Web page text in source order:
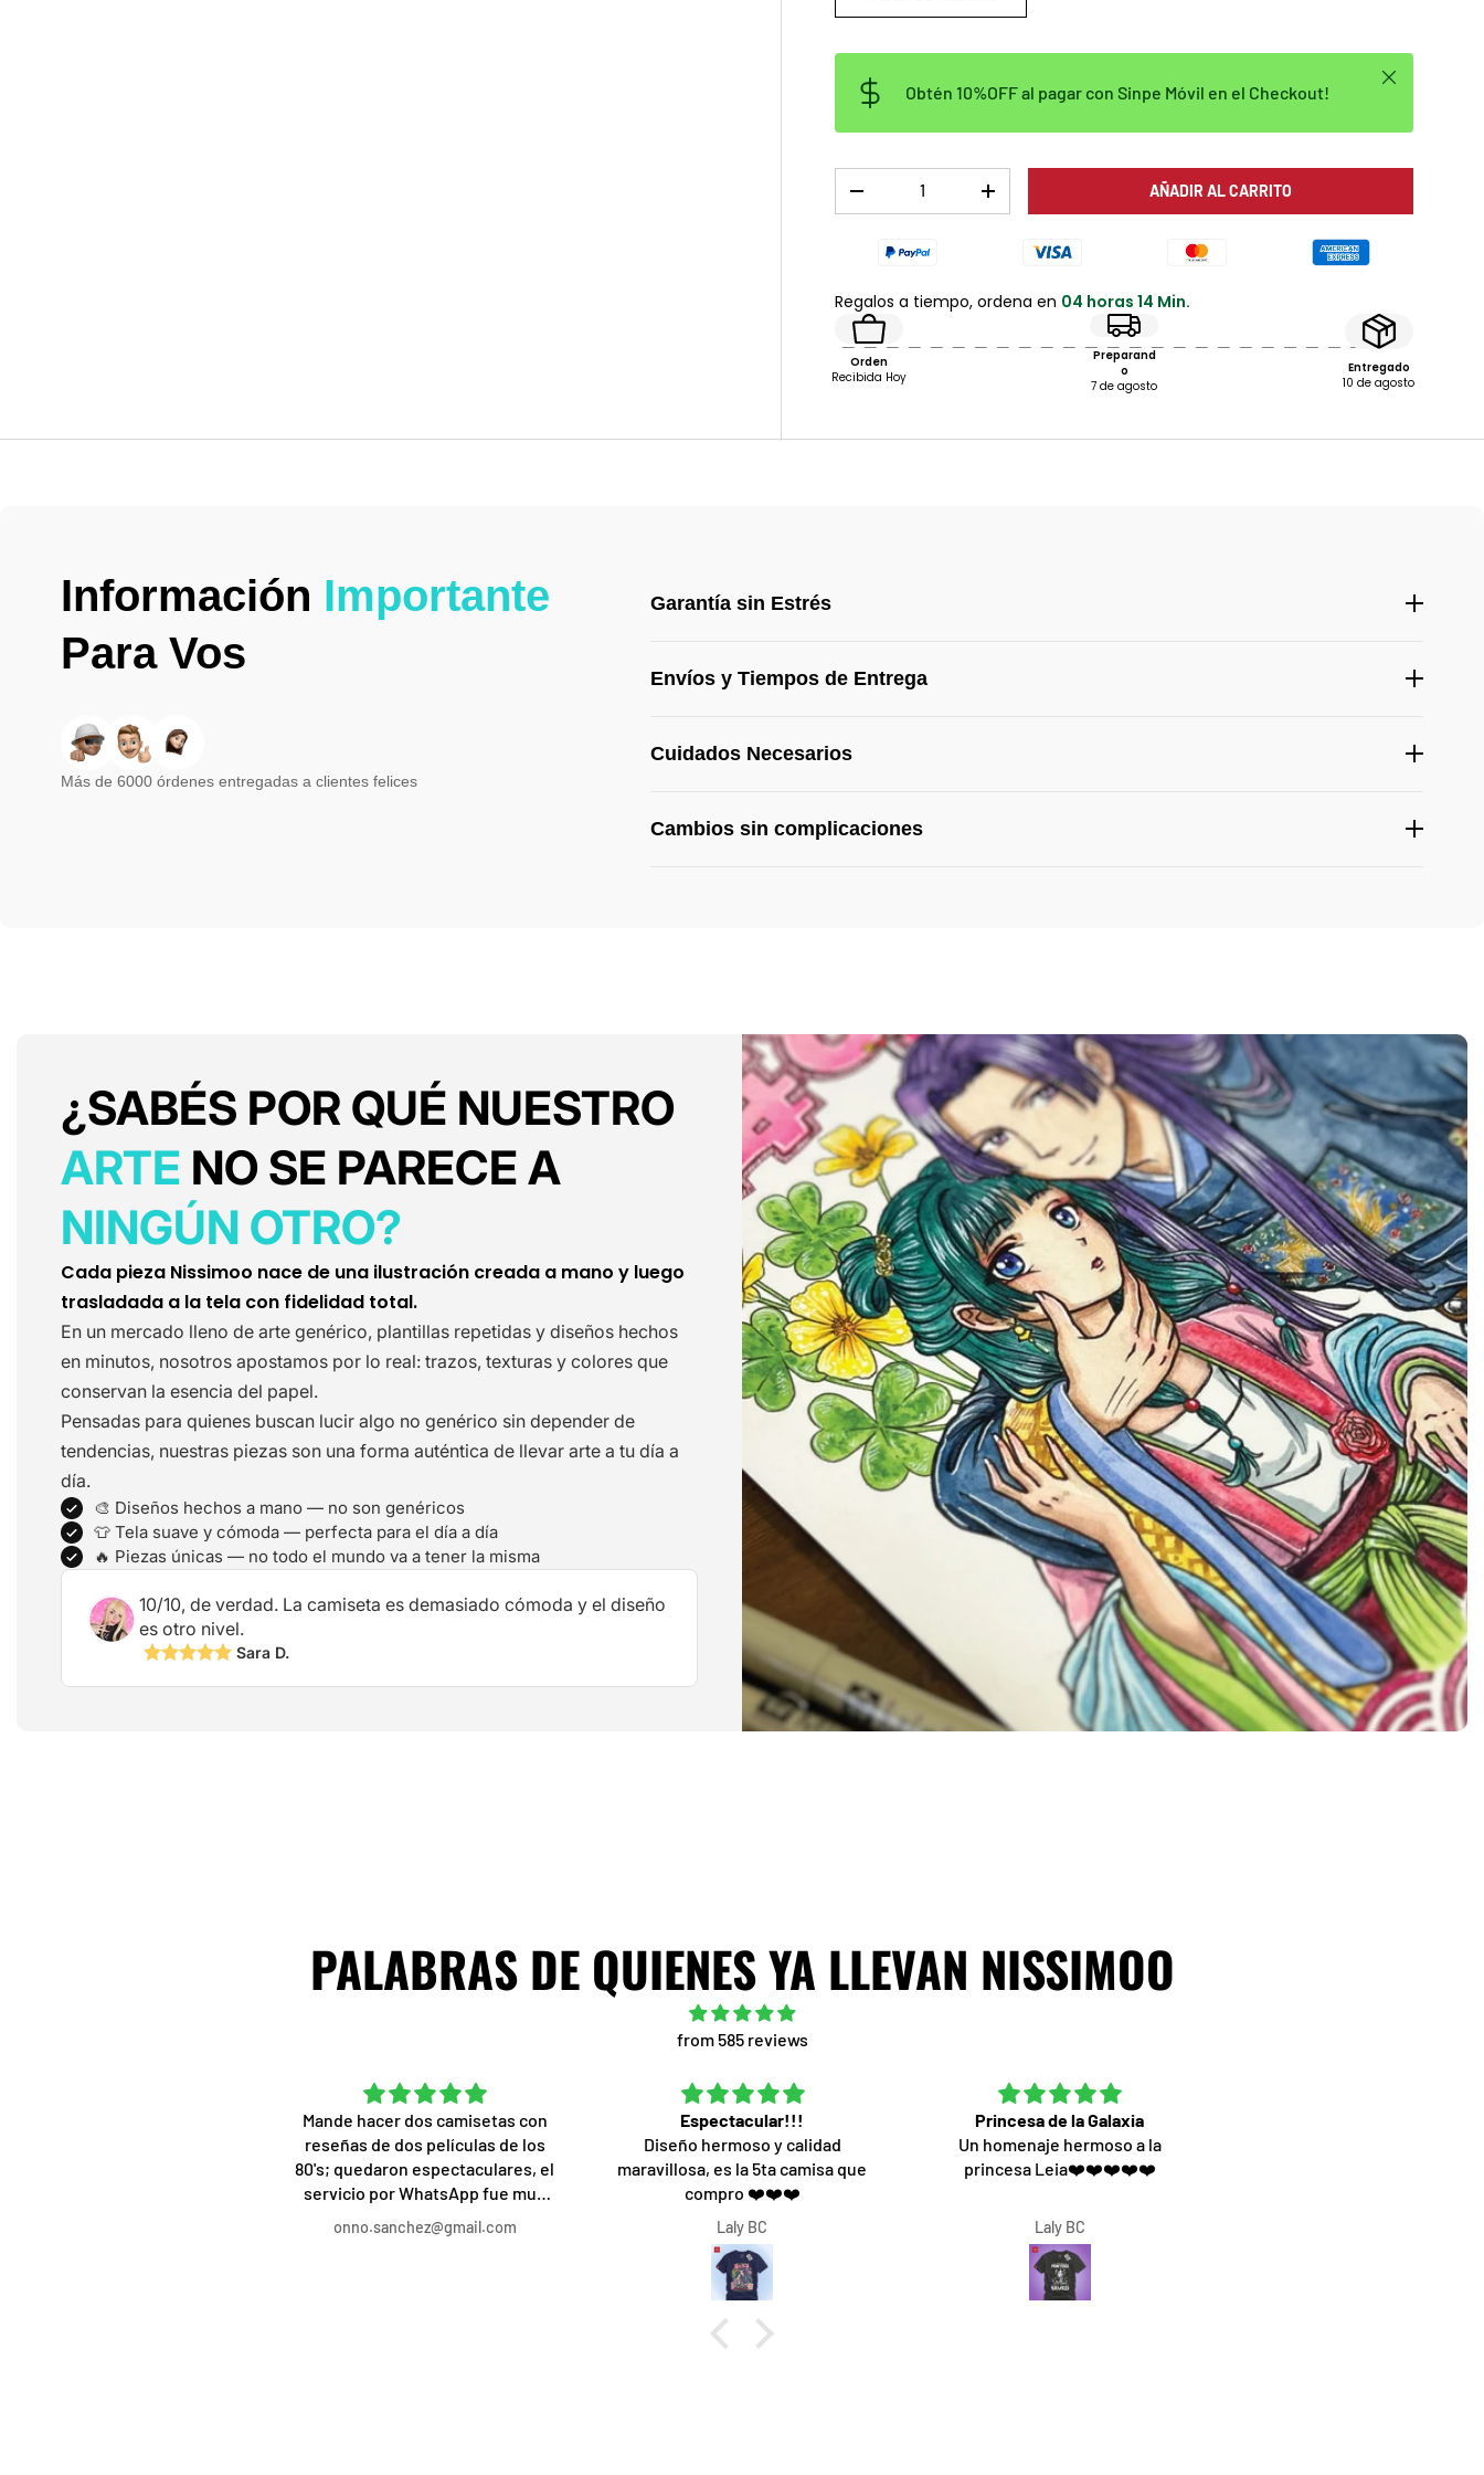
Obtén 10%OFF al pagar con Sinpe Móvil en el Checkout!
Cerrar
DISMINUIR CANTIDADAUMENTAR LA CANTIDADAÑADIR AL CARRITO
Regalos a tiempo, ordena en 04 horas 14 Min.
Orden
Recibida Hoy
Preparand
o
7 de agosto
Entregado
10 de agosto
Información Importante
Para Vos
Más de 6000 órdenes entregadas a clientes felices
Garantía sin Estrés
Envíos y Tiempos de Entrega
Cuidados Necesarios
Cambios sin complicaciones
¿SABÉS POR QUÉ NUESTRO
ARTE NO SE PARECE A
NINGÚN OTRO?
Cada pieza Nissimoo nace de una ilustración creada a mano y luego
trasladada a la tela con fidelidad total.
En un mercado lleno de arte genérico, plantillas repetidas y diseños hechos
en minutos, nosotros apostamos por lo real: trazos, texturas y colores que
conservan la esencia del papel.
Pensadas para quienes buscan lucir algo no genérico sin depender de
tendencias, nuestras piezas son una forma auténtica de llevar arte a tu día a
día.
🎨 Diseños hechos a mano — no son genéricos
👕 Tela suave y cómoda — perfecta para el día a día
🔥 Piezas únicas — no todo el mundo va a tener la misma
10/10, de verdad. La camiseta es demasiado cómoda y el diseño
es otro nivel.
Sara D.
PALABRAS DE QUIENES YA LLEVAN NISSIMOO
from 585 reviews
Mande hacer dos camisetas con
reseñas de dos películas de los
80's; quedaron espectaculares, el
servicio por WhatsApp fue muy
profesional, acorde a lo que
solicite, la personalización de una
onno.sanchez@gmail.com
Espectacular!!!
Diseño hermoso y calidad
maravillosa, es la 5ta camisa que
compro ❤️❤️❤️
Laly BC
Princesa de la Galaxia
Un homenaje hermoso a la
princesa Leia❤️❤️❤️❤️❤️
Laly BC